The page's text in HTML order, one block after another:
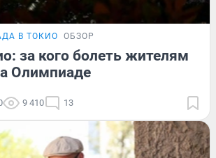
В ТОКИО ОБЗОР
за кого болеть жителям
Олимпиаде
9 410 13